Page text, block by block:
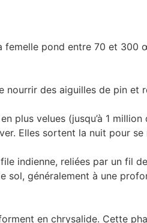
pond entre 70 et
des aiguilles de pin et
velues (jusqu’à 1
Elles sortent la nuit pour
indienne, reliées par un fil
sol, généralement à une
en chrysalide. Cette